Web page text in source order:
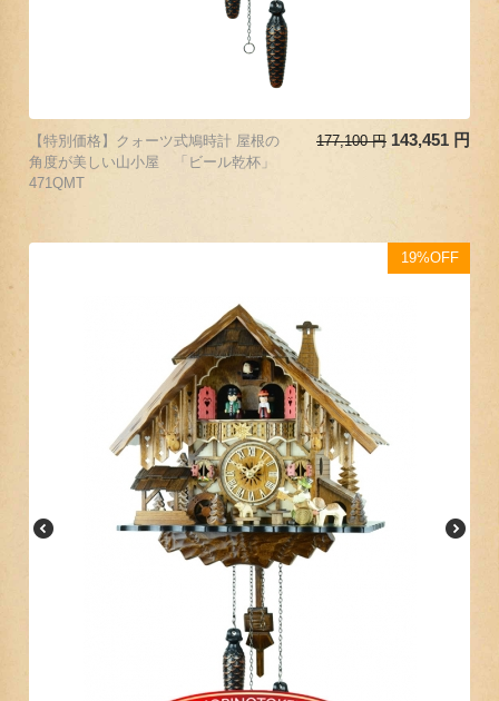
【特別価格】クォーツ式鳩時計 屋根の
角度が美しい山小屋 「ビール乾杯」
471QMT
177,100 円 143,451 円
19%OFF